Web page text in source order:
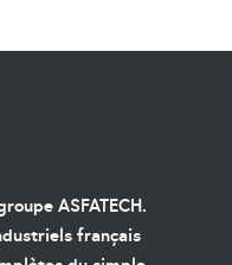
ASFATECH.
français